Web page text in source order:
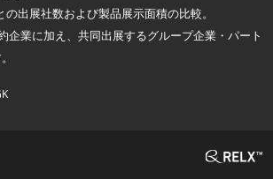
出展社数および製品展示面積の比較。
企業に加え、共同出展するグループ企業・パート